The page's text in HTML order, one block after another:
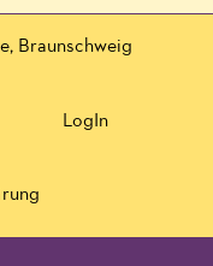
Braunschweig
LogIn